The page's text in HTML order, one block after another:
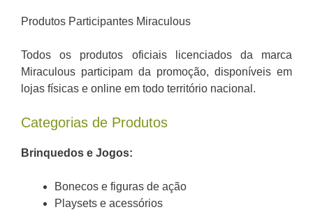
Produtos Participantes Miraculous
Todos os produtos oficiais licenciados da marca
Miraculous participam da promoção, disponíveis em
lojas físicas e online em todo território nacional.
Categorias de Produtos
Brinquedos e Jogos:
Bonecos e figuras de ação
Playsets e acessórios